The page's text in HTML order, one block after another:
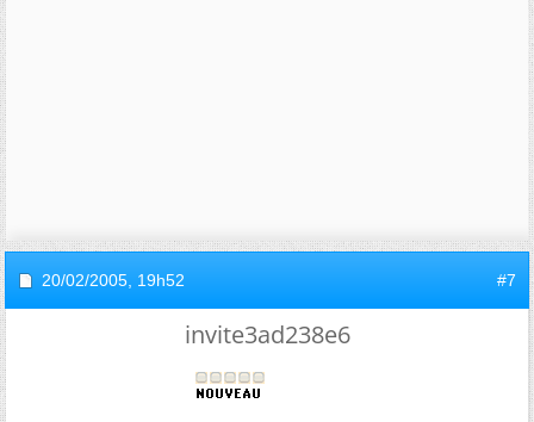
20/02/2005, 19h52 #7
invite3ad238e6